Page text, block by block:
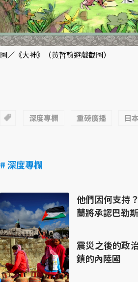
圖／《大神》（黃哲翰遊戲截圖）
深度專欄 重磅廣播 日本
# 深度專欄
他們因何支持
蘭將承認巴勒
震災之後的政
鎖的內陸國